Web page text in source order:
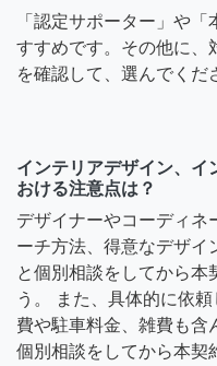
「認定サポーター」や
すすめです。その他に、
を確認して、選んでくだ
インテリアデザイン、イ
おける注意点は？
デザイナーやコーディネ
ーチ方法、得意なデザイ
と個別相談をしてから本
う。 また、具体的に依
費や駐車料金、雑費も含
個別相談をしてから本契